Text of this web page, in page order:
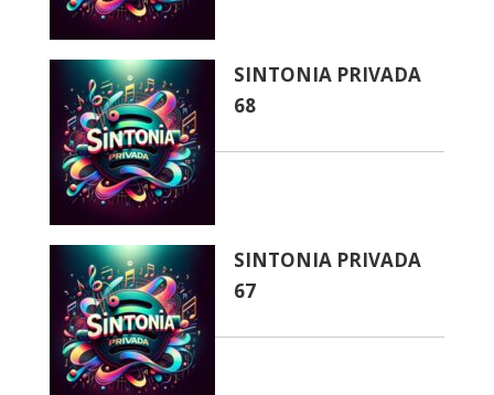
SINTONIA PRIVADA
68
SINTONIA PRIVADA
67